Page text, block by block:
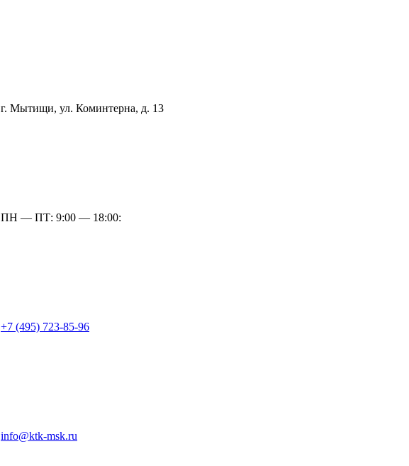
г. Мытищи, ул. Коминтерна, д. 13
ПН — ПТ: 9:00 — 18:00:
+7 (495) 723-85-96
info@ktk-msk.ru